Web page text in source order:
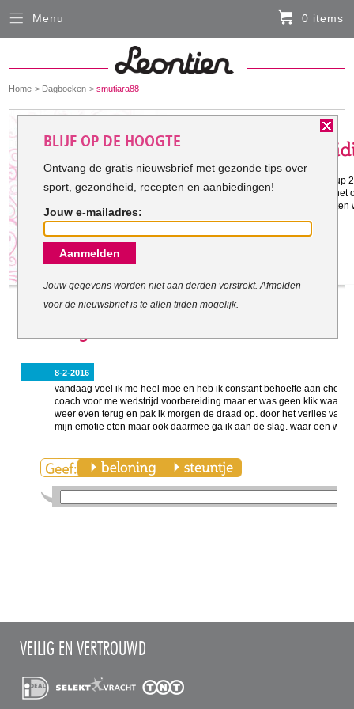
You
here:
Home Dagboeken smutiara88
Gestart met mijn doel: 8-2-2016
Ik wil graag aan de enercup of
Dit spreekt me enorm aan omdat ik
aanspreekt en ik op mijn
halen.
8-2-2016
vandaag voel ik me heel moe en heb ik constant behoefte aan
coach voor me wedstrijd voorbereiding maar er was geen klik
weer even terug en pak ik morgen de draad op. door het verlies van
mijn emotie eten maar ook daarmee ga ik aan de slag. waar een wil
Menu 0 items
VEILIG EN VERTROUWD
Sluiten
HARDLOOPKLEDING
FIETSKLEDING
SERVICE
Inloggen
Contact- en adresgegevens
Levertijd, retourneren, ruilen
BLIJF OP DE HOOGTE
Ontvang de gratis nieuwsbrief met gezonde tips over
sport, gezondheid, recepten en aanbiedingen!
Jouw e-mailadres:
Aanmelden
Jouw gegevens worden niet aan derden verstrekt. Afmelden
voor de nieuwsbrief is te allen tijden mogelijk.